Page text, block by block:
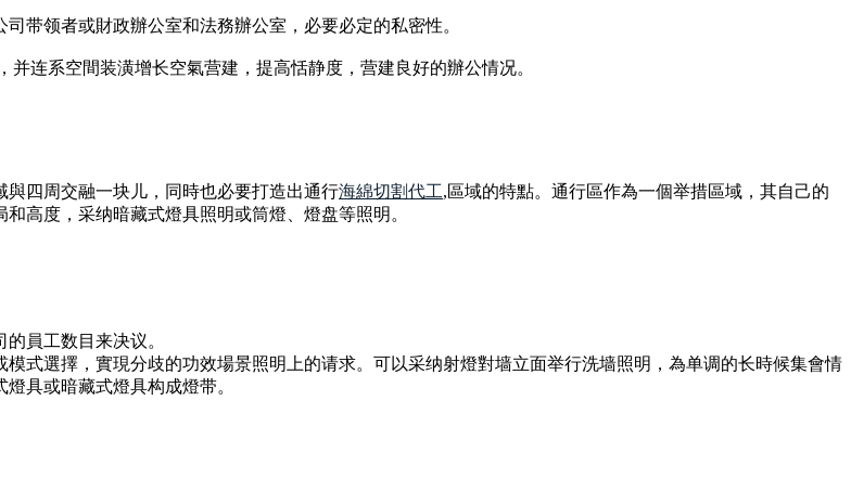
带领者或財政辦公室和法務辦公室，必要必定的私密性。
连系空間装潢增长空氣营建，提高恬静度，营建良好的辦公情况。
四周交融一块儿，同時也必要打造出通行海綿切割代工,區域的特點。通行區作為一個举措區域，其自己的
高度，采纳暗藏式燈具照明或筒燈、燈盘等照明。
員工数目来决议。
式選擇，實現分歧的功效場景照明上的请求。可以采纳射燈對墙立面举行洗墙照明，為单调的长時候集會情
具或暗藏式燈具构成燈带。